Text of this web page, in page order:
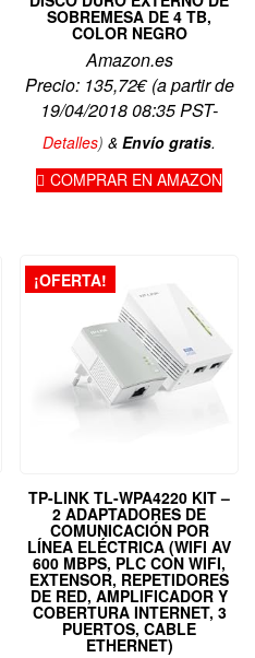
SOBREMESA DE 4 TB,
COLOR NEGRO
Amazon.es
Precio: 135,72€(a partir de
19/04/2018 08:35 PST-
Detalles)&Envío gratis.
COMPRAR EN AMAZON
¡OFERTA!
TP-LINK TL-WPA4220 KIT –
2 ADAPTADORES DE
COMUNICACIÓN POR
LÍNEA ELÉCTRICA (WIFI AV
600 MBPS, PLC CON WIFI,
EXTENSOR, REPETIDORES
DE RED, AMPLIFICADOR Y
COBERTURA INTERNET, 3
PUERTOS, CABLE
ETHERNET)